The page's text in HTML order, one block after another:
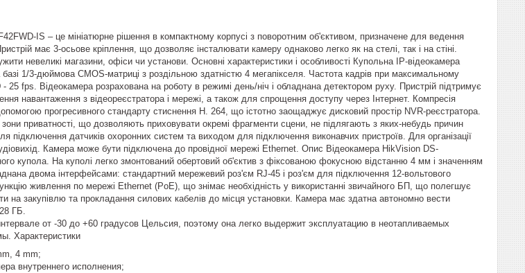
IS – це мініатюрне рішення в компактному корпусі з поворотним об'єктивом, призначене для ведення
має 3-осьове кріплення, що дозволяє інсталювати камеру однаково легко як на стелі, так і на стіні.
невеликі магазини, офіси чи установи. Основні характеристики і особливості Купольна IP-відеокамера
1/3-дюймова CMOS-матриці з роздільною здатністю 4 мегапікселя. Частота кадрів при максимальному
25 fps. Відеокамера розрахована на роботу в режимі день/ніч і обладнана детектором руху. Пристрій підтримує
навантаження з відеореєстратора і мережі, а також для спрощення доступу через Інтернет. Компресія
прогресивного стандарту стиснення H. 264, що істотно заощаджує дисковий простір NVR-реєстратора.
приватності, що дозволяють приховувати окремі фрагменти сцени, не підлягають з яких-небудь причин
датчиків охоронних систем та виходом для підключення виконавчих пристроїв. Для організації
Камера може бути підключена до провідної мережі Ethernet. Опис Відеокамера HikVision DS-
купола. На куполі легко змонтований обертовий об'єктив з фіксованою фокусною відстанню 4 мм і значенням
двома інтерфейсами: стандартний мережевий роз'єм RJ-45 і роз'єм для підключення 12-вольтового
живлення по мережі Ethernet (PoE), що знімає необхідність у використанні звичайного БП, що полегшує
на закупівлю та прокладання силових кабелів до місця установки. Камера має здатна автономно вести
ГБ.
от -30 до +60 градусов Цельсия, поэтому она легко выдержит эксплуатацию в неотапливаемых
Характеристики
4 mm;
внутреннего исполнения;